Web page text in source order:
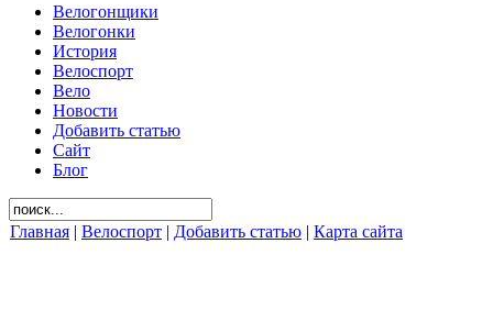
Велогонщики
Велогонки
История
Велоспорт
Вело
Новости
Добавить статью
Сайт
Блог
Главная | Велоспорт | Добавить статью | Карта сайта